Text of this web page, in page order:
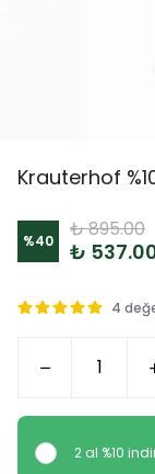
Krauterhof
%40 ₺ 895.00
₺
4
2 al %10